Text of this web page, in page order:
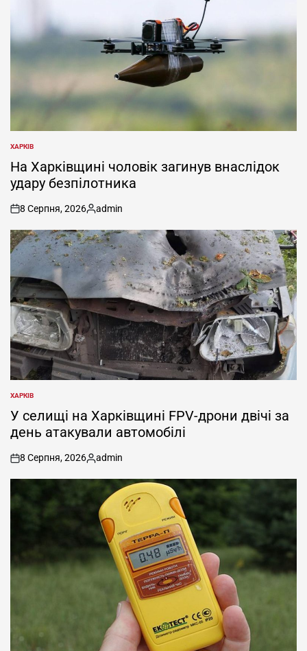
ОПУБЛІКУВАТИ
У
ХАРКІВ
На Харківщині чоловік загинув внаслідок
удару безпілотника
on
8 Серпня, 2026
Опубліковано
admin
ОПУБЛІКУВАТИ
У
ХАРКІВ
У селищі на Харківщині FPV-дрони двічі за
день атакували автомобілі
on
8 Серпня, 2026
Опубліковано
admin